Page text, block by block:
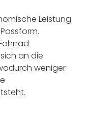
Leistung
an die
weniger